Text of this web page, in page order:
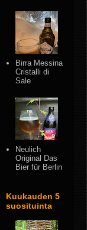
Birra Messina
Cristalli di
Sale
Neulich
Original Das
Bier für Berlin
Kuukauden 5
suosituinta